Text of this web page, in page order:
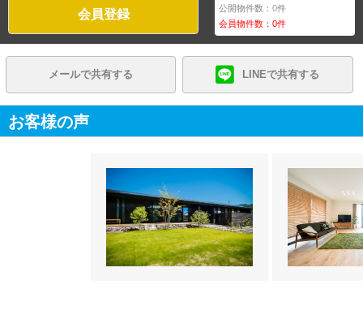
会員登録 公開物件数：0件
会員物件数：0件
メールで共有する LINEで共有する
お客様の声